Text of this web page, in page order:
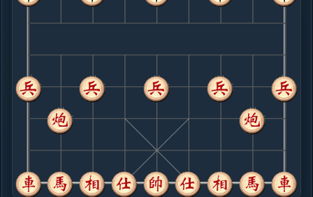
.....卒３进１
红+0
车３进２
7. 车九平四
黑+2
马二进四
8. 车四进五
黑+2
车四进三
.....车９平８
黑+2
9. 马二进四
黑+4
.....车３进２
10. 兵七进一
黑+17
车四退二
.....车３进２
黑+18
黑+12
.....士４进５
黑+12
砲２进６